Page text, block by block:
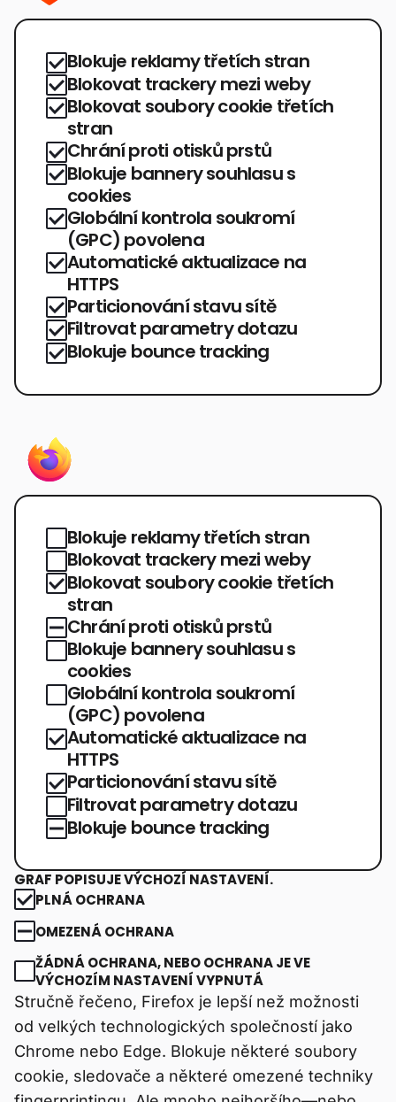
Blokuje reklamy třetích stran
Blokovat trackery mezi weby
Blokovat soubory cookie třetích
stran
Chrání proti otisků prstů
Blokuje bannery souhlasu s
cookies
Globální kontrola soukromí
(GPC) povolena
Automatické aktualizace na
HTTPS
Particionování stavu sítě
Filtrovat parametry dotazu
Blokuje bounce tracking
Blokuje reklamy třetích stran
Blokovat trackery mezi weby
Blokovat soubory cookie třetích
stran
Chrání proti otisků prstů
Blokuje bannery souhlasu s
cookies
Globální kontrola soukromí
(GPC) povolena
Automatické aktualizace na
HTTPS
Particionování stavu sítě
Filtrovat parametry dotazu
Blokuje bounce tracking
GRAF POPISUJE VÝCHOZÍ NASTAVENÍ.
PLNÁ OCHRANA
OMEZENÁ OCHRANA
ŽÁDNÁ OCHRANA, NEBO OCHRANA JE VE
VÝCHOZÍM NASTAVENÍ VYPNUTÁ
Stručně řečeno, Firefox je lepší než možnosti
od velkých technologických společností jako
Chrome nebo Edge. Blokuje některé soubory
cookie, sledovače a některé omezené techniky